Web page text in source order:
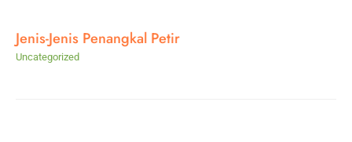
Jenis-Jenis Penangkal Petir
Uncategorized